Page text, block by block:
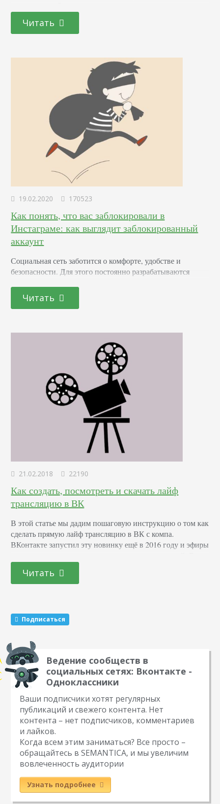
информационных, развлекательных порталов и просто
блогеры. Зачастую на первом этапе развития всем
денег на рекламу и даже к блокировке паблика. В статье
Читать
19.02.2020 170523
Как понять, что вас заблокировали в
Инстаграме: как выглядит заблокированный
аккаунт
Социальная сеть заботится о комфорте, удобстве и
безопасности. Для этого постоянно разрабатываются
мошенничества и так далее. Бан также доступен для
любой персоны, которая хочет закрыть доступ к своему
человека и узнаем, видно ли, когда…
Читать
21.02.2018 22190
Как создать, посмотреть и скачать лайф
трансляцию в ВК
В этой статье мы дадим пошаговую инструкцию о том как
сделать прямую лайф трансляцию в ВК с компа.
ВКонтакте запустил эту новинку ещё в 2016 году и эфиры
несколько аргументов в пользу того, чтобы и вы начали
использовать эту функцию: Вовлечение максимального
Читать
Подписаться
Ведение сообществ в
социальных сетях: Вконтакте -
Одноклассники
Ваши подписчики хотят регулярных
публикаций и свежего контента. Нет
контента – нет подписчиков, комментариев
и лайков.
Когда всем этим заниматься? Все просто –
обращайтесь в SEMANTICA, и мы увеличим
вовлеченность аудитории
Узнать подробнее